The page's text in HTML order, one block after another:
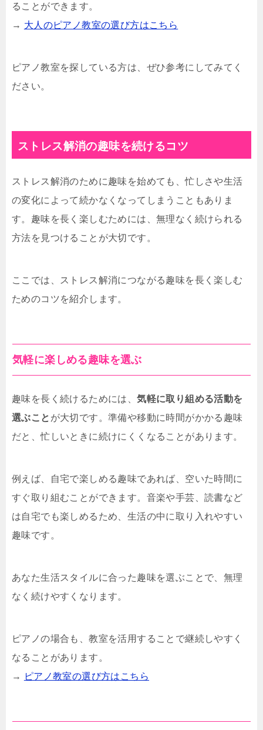
ることができます。
→ 大人のピアノ教室の選び方はこちら
ピアノ教室を探している方は、ぜひ参考にしてみてく
ださい。
ストレス解消の趣味を続けるコツ
ストレス解消のために趣味を始めても、忙しさや生活
の変化によって続かなくなってしまうこともありま
す。趣味を長く楽しむためには、無理なく続けられる
方法を見つけることが大切です。
ここでは、ストレス解消につながる趣味を長く楽しむ
ためのコツを紹介します。
気軽に楽しめる趣味を選ぶ
趣味を長く続けるためには、気軽に取り組める活動を
選ぶこと が大切です。準備や移動に時間がかかる趣味
だと、忙しいときに続けにくくなることがあります。
例えば、自宅で楽しめる趣味であれば、空いた時間に
すぐ取り組むことができます。音楽や手芸、読書など
は自宅でも楽しめるため、生活の中に取り入れやすい
趣味です。
あなた生活スタイルに合った趣味を選ぶことで、無理
なく続けやすくなります。
ピアノの場合も、教室を活用することで継続しやすく
なることがあります。
→
ピアノ教室の選び方はこちら